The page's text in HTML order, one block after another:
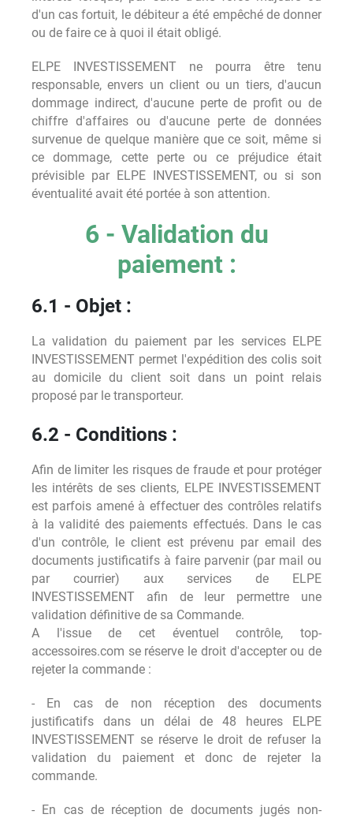
d'un cas fortuit, le débiteur a été empêché de donner
ou de faire ce à quoi il était obligé.
ELPE INVESTISSEMENT ne pourra être tenu
responsable, envers un client ou un tiers, d'aucun
dommage indirect, d'aucune perte de profit ou de
chiffre d'affaires ou d'aucune perte de données
survenue de quelque manière que ce soit, même si
ce dommage, cette perte ou ce préjudice était
prévisible par ELPE INVESTISSEMENT, ou si son
éventualité avait été portée à son attention.
6 - Validation du
paiement :
6.1 - Objet :
La validation du paiement par les services ELPE
INVESTISSEMENT permet l'expédition des colis soit
au domicile du client soit dans un point relais
proposé par le transporteur.
6.2 - Conditions :
Afin de limiter les risques de fraude et pour protéger
les intérêts de ses clients, ELPE INVESTISSEMENT
est parfois amené à effectuer des contrôles relatifs
à la validité des paiements effectués. Dans le cas
d'un contrôle, le client est prévenu par email des
documents justificatifs à faire parvenir (par mail ou
par courrier) aux services de ELPE
INVESTISSEMENT afin de leur permettre une
validation définitive de sa Commande.
A l'issue de cet éventuel contrôle, top-
accessoires.com se réserve le droit d'accepter ou de
rejeter la commande :
- En cas de non réception des documents
justificatifs dans un délai de 48 heures ELPE
INVESTISSEMENT se réserve le droit de refuser la
validation du paiement et donc de rejeter la
commande.
- En cas de réception de documents jugés non-